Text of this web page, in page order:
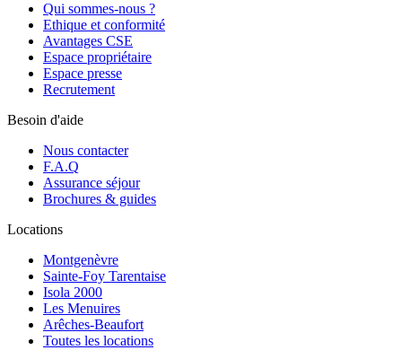
Qui sommes-nous ?
Ethique et conformité
Avantages CSE
Espace propriétaire
Espace presse
Recrutement
Besoin d'aide
Nous contacter
F.A.Q
Assurance séjour
Brochures & guides
Locations
Montgenèvre
Sainte-Foy Tarentaise
Isola 2000
Les Menuires
Arêches-Beaufort
Toutes les locations